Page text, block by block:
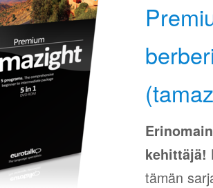
kehittäjä!
tämän